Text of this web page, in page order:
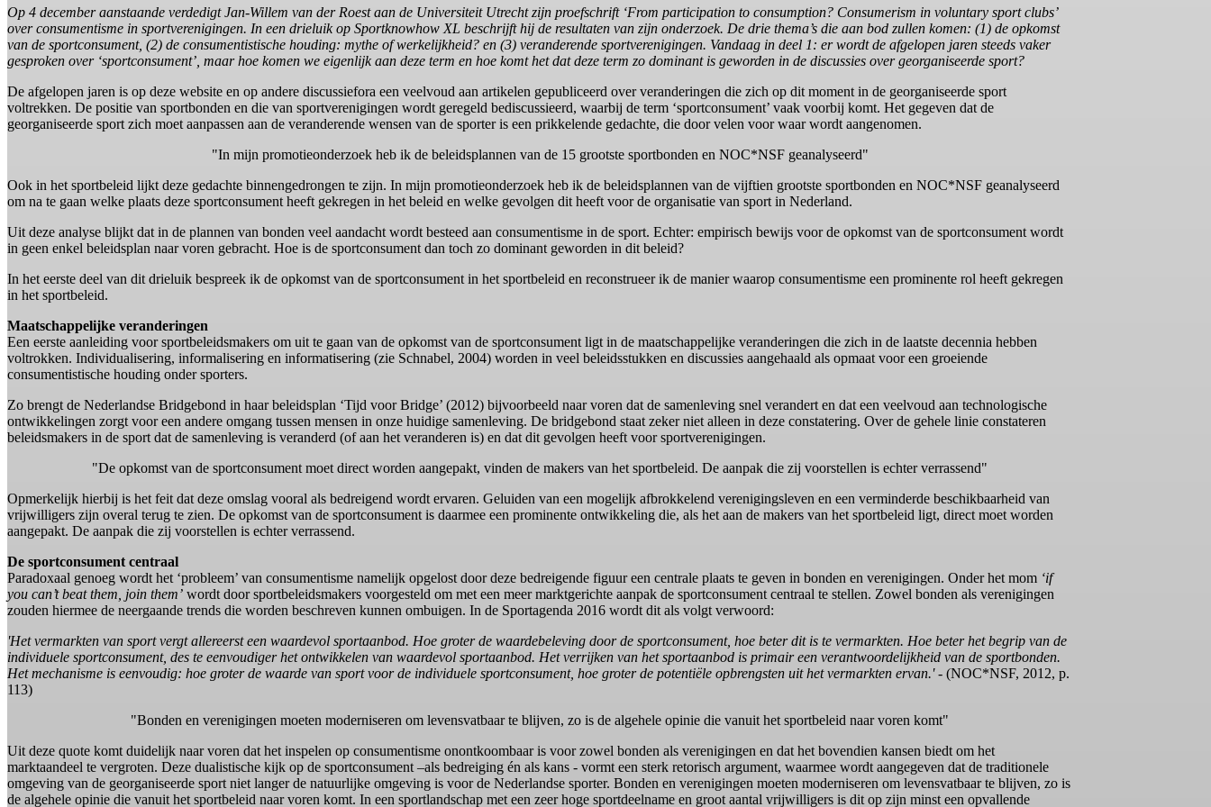
Op 4 december aanstaande verdedigt Jan-Willem van der Roest aan de Universiteit Utrecht zijn proefschrift ‘From participation to consumption? Consumerism in voluntary sport clubs’
over consumentisme in sportverenigingen. In een drieluik op Sportknowhow XL beschrijft hij de resultaten van zijn onderzoek. De drie thema’s die aan bod zullen komen: (1) de opkomst
van de sportconsument, (2) de consumentistische houding: mythe of werkelijkheid? en (3) veranderende sportverenigingen. Vandaag in deel 1: er wordt de afgelopen jaren steeds vaker
gesproken over ‘sportconsument’, maar hoe komen we eigenlijk aan deze term en hoe komt het dat deze term zo dominant is geworden in de discussies over georganiseerde sport?
De afgelopen jaren is op deze website en op andere discussiefora een veelvoud aan artikelen gepubliceerd over veranderingen die zich op dit moment in de georganiseerde sport
voltrekken. De positie van sportbonden en die van sportverenigingen wordt geregeld bediscussieerd, waarbij de term ‘sportconsument’ vaak voorbij komt. Het gegeven dat de
georganiseerde sport zich moet aanpassen aan de veranderende wensen van de sporter is een prikkelende gedachte, die door velen voor waar wordt aangenomen.
"In mijn promotieonderzoek heb ik de beleidsplannen van de 15 grootste sportbonden en NOC*NSF geanalyseerd"
Ook in het sportbeleid lijkt deze gedachte binnengedrongen te zijn. In mijn promotieonderzoek heb ik de beleidsplannen van de vijftien grootste sportbonden en NOC*NSF geanalyseerd
om na te gaan welke plaats deze sportconsument heeft gekregen in het beleid en welke gevolgen dit heeft voor de organisatie van sport in Nederland.
Uit deze analyse blijkt dat in de plannen van bonden veel aandacht wordt besteed aan consumentisme in de sport. Echter: empirisch bewijs voor de opkomst van de sportconsument wordt
in geen enkel beleidsplan naar voren gebracht. Hoe is de sportconsument dan toch zo dominant geworden in dit beleid?
In het eerste deel van dit drieluik bespreek ik de opkomst van de sportconsument in het sportbeleid en reconstrueer ik de manier waarop consumentisme een prominente rol heeft gekregen
in het sportbeleid.
Maatschappelijke veranderingen
Een eerste aanleiding voor sportbeleidsmakers om uit te gaan van de opkomst van de sportconsument ligt in de maatschappelijke veranderingen die zich in de laatste decennia hebben
voltrokken. Individualisering, informalisering en informatisering (zie Schnabel, 2004) worden in veel beleidsstukken en discussies aangehaald als opmaat voor een groeiende
consumentistische houding onder sporters.
Zo brengt de Nederlandse Bridgebond in haar beleidsplan ‘Tijd voor Bridge’ (2012) bijvoorbeeld naar voren dat de samenleving snel verandert en dat een veelvoud aan technologische
ontwikkelingen zorgt voor een andere omgang tussen mensen in onze huidige samenleving. De bridgebond staat zeker niet alleen in deze constatering. Over de gehele linie constateren
beleidsmakers in de sport dat de samenleving is veranderd (of aan het veranderen is) en dat dit gevolgen heeft voor sportverenigingen.
"De opkomst van de sportconsument moet direct worden aangepakt, vinden de makers van het sportbeleid. De aanpak die zij voorstellen is echter verrassend"
Opmerkelijk hierbij is het feit dat deze omslag vooral als bedreigend wordt ervaren. Geluiden van een mogelijk afbrokkelend verenigingsleven en een verminderde beschikbaarheid van
vrijwilligers zijn overal terug te zien. De opkomst van de sportconsument is daarmee een prominente ontwikkeling die, als het aan de makers van het sportbeleid ligt, direct moet worden
aangepakt. De aanpak die zij voorstellen is echter verrassend.
De sportconsument centraal
Paradoxaal genoeg wordt het ‘probleem’ van consumentisme namelijk opgelost door deze bedreigende figuur een centrale plaats te geven in bonden en verenigingen. Onder het mom ‘if
you can’t beat them, join them’ wordt door sportbeleidsmakers voorgesteld om met een meer marktgerichte aanpak de sportconsument centraal te stellen. Zowel bonden als verenigingen
zouden hiermee de neergaande trends die worden beschreven kunnen ombuigen. In de Sportagenda 2016 wordt dit als volgt verwoord:
'Het vermarkten van sport vergt allereerst een waardevol sportaanbod. Hoe groter de waardebeleving door de sportconsument, hoe beter dit is te vermarkten. Hoe beter het begrip van de
individuele sportconsument, des te eenvoudiger het ontwikkelen van waardevol sportaanbod. Het verrijken van het sportaanbod is primair een verantwoordelijkheid van de sportbonden.
Het mechanisme is eenvoudig: hoe groter de waarde van sport voor de individuele sportconsument, hoe groter de potentiële opbrengsten uit het vermarkten ervan.'- (NOC*NSF, 2012, p.
113)
"Bonden en verenigingen moeten moderniseren om levensvatbaar te blijven, zo is de algehele opinie die vanuit het sportbeleid naar voren komt"
Uit deze quote komt duidelijk naar voren dat het inspelen op consumentisme onontkoombaar is voor zowel bonden als verenigingen en dat het bovendien kansen biedt om het
marktaandeel te vergroten. Deze dualistische kijk op de sportconsument –als bedreiging én als kans - vormt een sterk retorisch argument, waarmee wordt aangegeven dat de traditionele
omgeving van de georganiseerde sport niet langer de natuurlijke omgeving is voor de Nederlandse sporter. Bonden en verenigingen moeten moderniseren om levensvatbaar te blijven, zo is
de algehele opinie die vanuit het sportbeleid naar voren komt. In een sportlandschap met een zeer hoge sportdeelname en groot aantal vrijwilligers is dit op zijn minst een opvallende